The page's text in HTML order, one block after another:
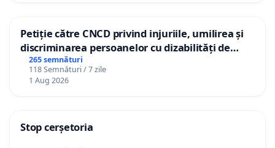
Petiție către CNCD privind injuriile, umilirea și
discriminarea persoanelor cu dizabilități de
către utilizatorul TikTok „Gorici”
265 semnături
118 Semnături / 7 zile
1 Aug 2026
Stop cerșetoria